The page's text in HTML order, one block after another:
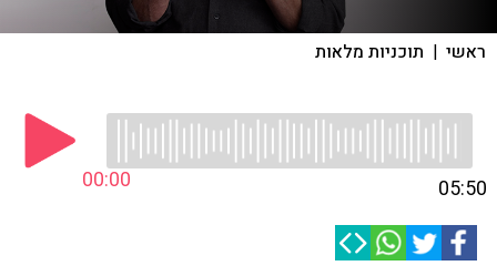
ראשי | תוכניות מלאות
00:00 05:50